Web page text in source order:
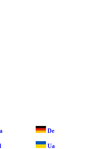
De
Ua